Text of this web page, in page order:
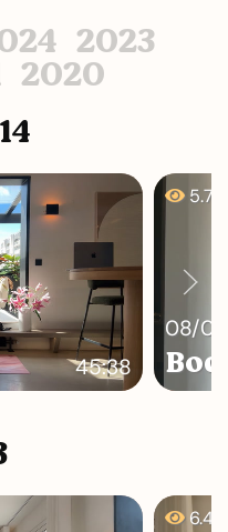
2023
2020
45:38
08/
5.7k
6.4k